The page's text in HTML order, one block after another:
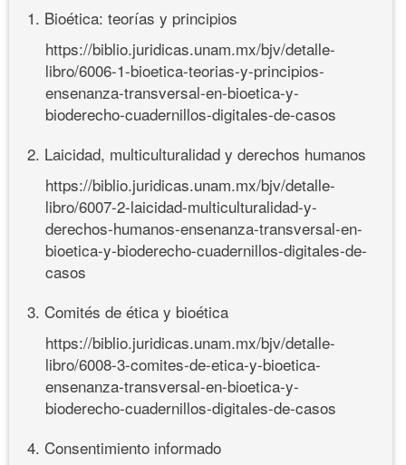
1. Bioética: teorías y principios
https://biblio.juridicas.unam.mx/bjv/detalle-
libro/6006-1-bioetica-teorias-y-principios-
ensenanza-transversal-en-bioetica-y-
bioderecho-cuadernillos-digitales-de-casos
2. Laicidad, multiculturalidad y derechos humanos
https://biblio.juridicas.unam.mx/bjv/detalle-
libro/6007-2-laicidad-multiculturalidad-y-
derechos-humanos-ensenanza-transversal-en-
bioetica-y-bioderecho-cuadernillos-digitales-de-
casos
3. Comités de ética y bioética
https://biblio.juridicas.unam.mx/bjv/detalle-
libro/6008-3-comites-de-etica-y-bioetica-
ensenanza-transversal-en-bioetica-y-
bioderecho-cuadernillos-digitales-de-casos
4. Consentimiento informado